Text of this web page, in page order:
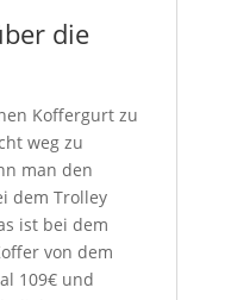
die
Koffergurt zu
weg zu
man den
dem Trolley
ist bei dem
von dem
109€ und